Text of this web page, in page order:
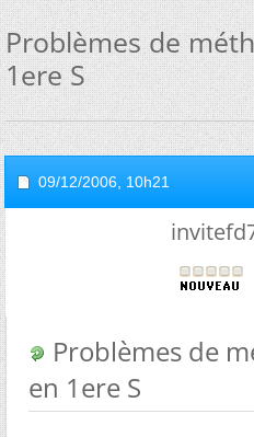
Problèmes de
1ere S
09/12/2006, 10h21
Problèmes de
en 1ere S